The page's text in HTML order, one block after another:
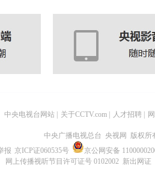
中央电视台网站 关于CCTV.com 人才招聘
中央广播电视总台 央视网 版权所
报 京ICP证060535号 京公网安备
网上传播视听节目许可证号 0102002 新出网证